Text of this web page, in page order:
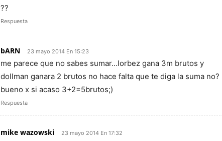
??
Respuesta
bARN 23 mayo 2014 En 15:23
me parece que no sabes sumar…lorbez gana 3m brutos y
dollman ganara 2 brutos no hace falta que te diga la suma no?
bueno x si acaso 3+2=5brutos;)
Respuesta
mike wazowski 23 mayo 2014 En 17:32